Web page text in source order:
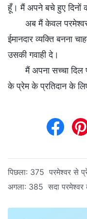
हूँ। मैं अपने बचे हुए
अब मैं केवल
ईमानदार व्यक्ति बनना
उसकी गवाही दे।
मैं अपना सच्चा दिल
के प्रेम के प्रतिदान के
पिछला: 375 परमेश्वर से
अगला: 385 सदा